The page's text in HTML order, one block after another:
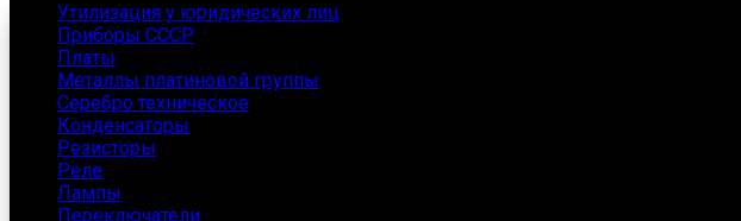
Утилизация у юридических лиц
Приборы СССР
Платы
Металлы платиновой группы
Серебро техническое
Конденсаторы
Резисторы
Реле
Лампы
Переключатели